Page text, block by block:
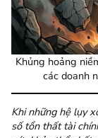
Khủng hoảng
các doanh
Khi những hệ lụy
số tổn thất tài